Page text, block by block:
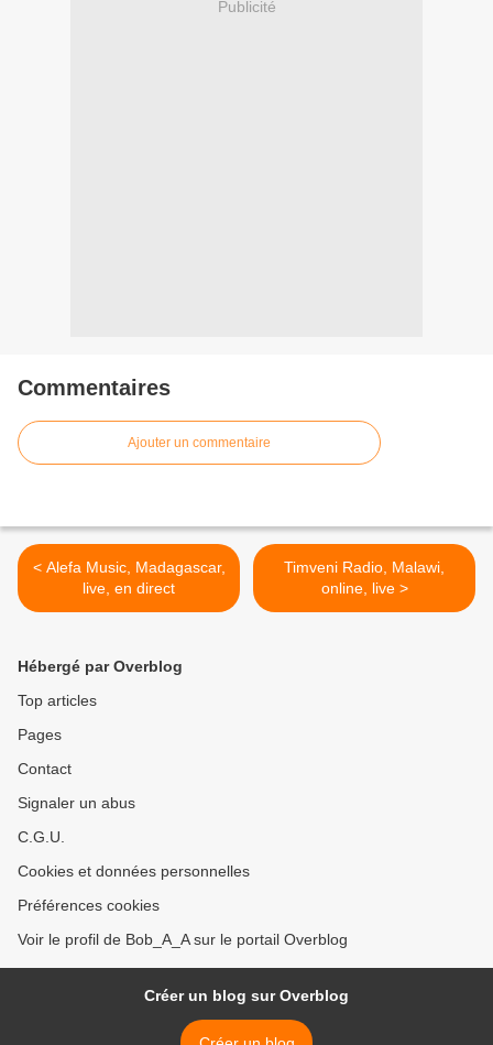
Publicité
Commentaires
Ajouter un commentaire
< Alefa Music, Madagascar,
live, en direct
Timveni Radio, Malawi,
online, live >
Hébergé par Overblog
Top articles
Pages
Contact
Signaler un abus
C.G.U.
Cookies et données personnelles
Préférences cookies
Voir le profil de Bob_A_A sur le portail Overblog
Créer un blog sur Overblog